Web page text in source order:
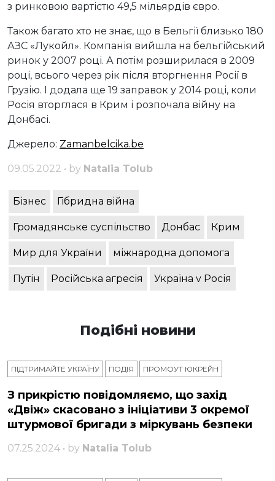
з ринковою вартістю 49,5 мільярдів євро.
Також багато хто не знає, що в Бельгії близько 180
АЗС «Лукойл». Компанія вийшла на бельгійський
ринок у 2007 році. А потім розширилася в 2009
році, всього через рік після вторгнення Росії в
Грузію. І додала ще 19 заправок у 2014 році, коли
Росія вторглася в Крим і розпочала війну на
Донбасі.
Джерело: Zamanbelcika.be
09.05.2022 • by Natalia Tolub
Бізнес Гібридна війна
Громадянське суспільство Донбас Крим
Мир для України міжнародна допомога
Путін Російська агресія Україна v Росія
Подібні новини
ПІДТРИМАЙТЕ УКРАЇНУ ПОДІЯ ПРОМОУТ ЮКРЕЙН
З прикрістю повідомляємо, що захід
«Двіж» скасовано з ініціативи 3 окремої
штурмової бригади з міркувань безпеки
07.25.2024 • by Natalia Tolub